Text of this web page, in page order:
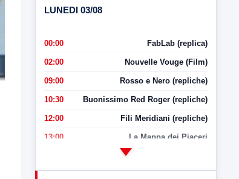
LUNEDI 03/08
00:00 FabLab (replica)
02:00 Nouvelle Vouge (Film)
09:00 Rosso e Nero (repliche)
10:30 Buonissimo Red Roger (repliche)
12:00 Fili Meridiani (repliche)
13:00 La Mappa dei Piaceri